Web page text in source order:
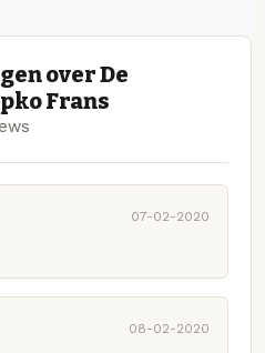
over De
Frans
07-02-2020
08-02-2020